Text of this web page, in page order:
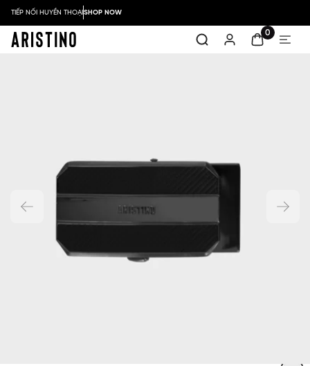
TIẾP NỐI HUYỀN THOẠISHOP NOW
0